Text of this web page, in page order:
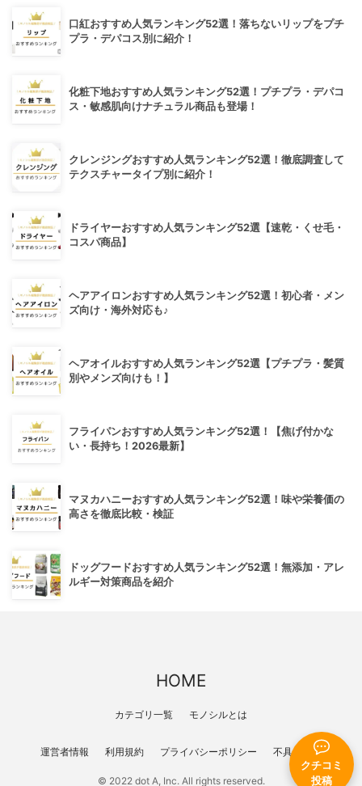
クチコミ
投稿
口紅おすすめ人気ランキング52選！落ちないリップをプチ
プラ・デパコス別に紹介！
化粧下地おすすめ人気ランキング52選！プチプラ・デパコ
ス・敏感肌向けナチュラル商品も登場！
クレンジングおすすめ人気ランキング52選！徹底調査して
テクスチャータイプ別に紹介！
ドライヤーおすすめ人気ランキング52選【速乾・くせ毛・
コスパ商品】
ヘアアイロンおすすめ人気ランキング52選！初心者・メン
ズ向け・海外対応も♪
ヘアオイルおすすめ人気ランキング52選【プチプラ・髪質
別やメンズ向けも！】
フライパンおすすめ人気ランキング52選！【焦げ付かな
い・長持ち！2026最新】
マヌカハニーおすすめ人気ランキング52選！味や栄養価の
高さを徹底比較・検証
ドッグフードおすすめ人気ランキング52選！無添加・アレ
ルギー対策商品を紹介
HOME
カテゴリ一覧 モノシルとは
運営者情報 利用規約 プライバシーポリシー 不具合報告
© 2022 dot A, Inc. All rights reserved.